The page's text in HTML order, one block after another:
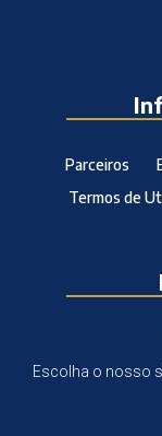
Parceiros
Termos de
Escolha o nosso